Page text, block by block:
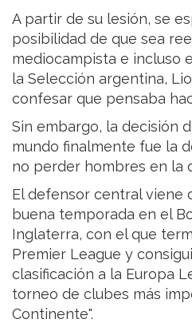
A partir de su lesión, se
posibilidad de que sea
mediocampista e incluso
la Selección argentina,
confesar que pensaba
Sin embargo, la decisión
mundo finalmente fue la
no perder hombres en la
El defensor central viene
buena temporada en el
Inglaterra, con el que
Premier League y
clasificación a la Europa
torneo de clubes más
Continente".